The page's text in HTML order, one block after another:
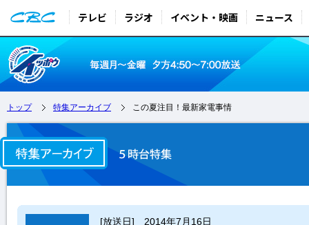
テレビ ラジオ イベント・映画 ニュース
トップ 特集アーカイブ この夏注目！最新家電事情
[放送日] 2014年7月16日